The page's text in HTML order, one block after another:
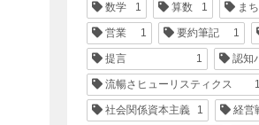
数学 1 算数 1 ま
営業 1 要約筆記 1
提言 1 認知
流暢さヒューリスティクス 1
社会関係資本主義 1 経営